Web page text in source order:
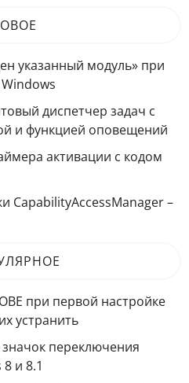
указанный модуль» при
диспетчер задач с
и функцией оповещений
активации с кодом
CapabilityAccessManager –
при первой настройке
устранить
значок переключения
и 8.1